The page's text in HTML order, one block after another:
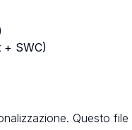
SWC)
Questo